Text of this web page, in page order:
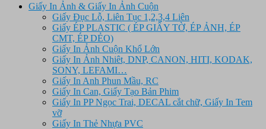
Giấy In Ảnh & Giấy In Ảnh Cuộn
Giấy Đục Lỗ, Liên Tục 1,2,3,4 Liên
Giấy ÉP PLASTIC ( ÉP GIẤY TỜ, ÉP ẢNH, ÉP
CMT, ÉP DẺO)
Giấy In Ảnh Cuộn Khổ Lớn
Giấy In Ảnh Nhiêt, DNP, CANON, HITI, KODAK,
SONY, LEFAMI…
Giấy In Anh Phun Mầu, RC
Giấy In Can, Giấy Tạo Bản Phim
Giấy In PP Ngọc Trai, DECAL cắt chữ, Giấy In Tem
vỡ
Giấy In Thẻ Nhựa PVC